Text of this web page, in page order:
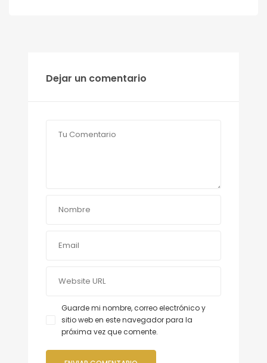
Dejar un comentario
Guarde mi nombre, correo electrónico y
sitio web en este navegador para la
próxima vez que comente.